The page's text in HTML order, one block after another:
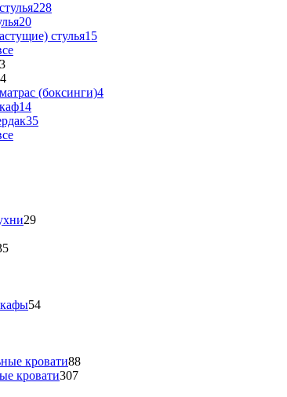
228
20
стулья15
(боксинги)4
14
35
29
54
кровати88
кровати307